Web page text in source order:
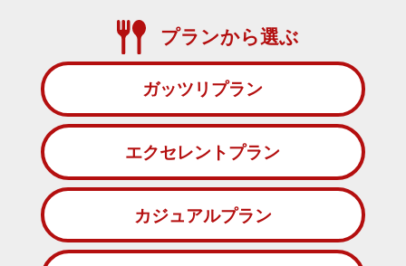
プランから選ぶ
ガッツリプラン
エクセレントプラン
カジュアルプラン